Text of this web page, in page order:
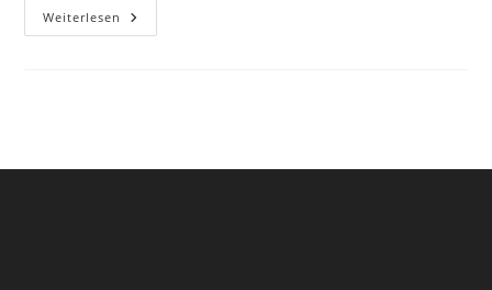
Weiterlesen Vermessungsbüro
Stiftinger